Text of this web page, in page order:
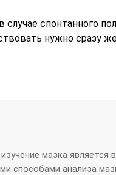
случае спонтанного
нужно сразу
мазка является
способами анализа